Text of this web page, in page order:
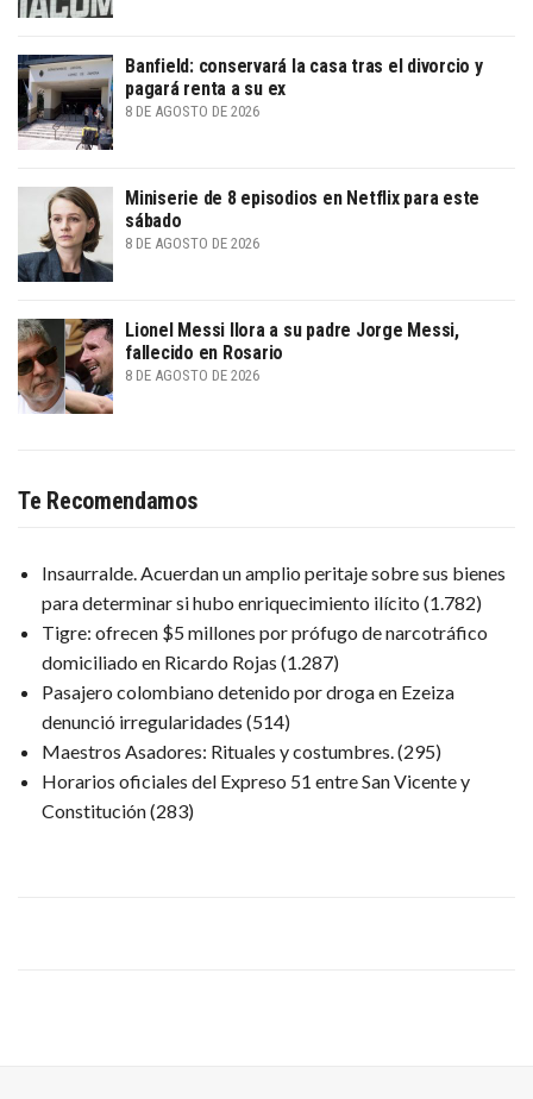
Banfield: conservará la casa tras el divorcio y
pagará renta a su ex
8 DE AGOSTO DE 2026
Miniserie de 8 episodios en Netflix para este
sábado
8 DE AGOSTO DE 2026
Lionel Messi llora a su padre Jorge Messi,
fallecido en Rosario
8 DE AGOSTO DE 2026
Te Recomendamos
Insaurralde. Acuerdan un amplio peritaje sobre sus bienes
para determinar si hubo enriquecimiento ilícito (1.782)
Tigre: ofrecen $5 millones por prófugo de narcotráfico
domiciliado en Ricardo Rojas (1.287)
Pasajero colombiano detenido por droga en Ezeiza
denunció irregularidades (514)
Maestros Asadores: Rituales y costumbres.(295)
Horarios oficiales del Expreso 51 entre San Vicente y
Constitución(283)